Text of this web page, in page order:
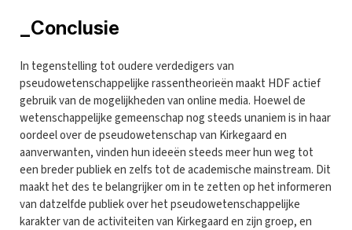
_Conclusie
In tegenstelling tot oudere verdedigers van
pseudowetenschappelijke rassentheorieën maakt HDF actief
gebruik van de mogelijkheden van online media. Hoewel de
wetenschappelijke gemeenschap nog steeds unaniem is in haar
oordeel over de pseudowetenschap van Kirkegaard en
aanverwanten, vinden hun ideeën steeds meer hun weg tot
een breder publiek en zelfs tot de academische mainstream. Dit
maakt het des te belangrijker om in te zetten op het informeren
van datzelfde publiek over het pseudowetenschappelijke
karakter van de activiteiten van Kirkegaard en zijn groep, en